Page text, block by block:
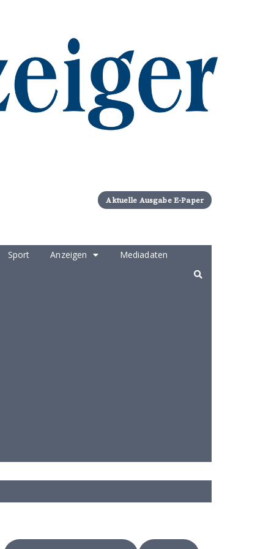
Aktuelle Ausgabe E-Paper
Sport Anzeigen
Mediadaten